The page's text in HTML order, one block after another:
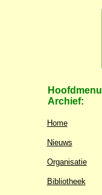
Hoofdmenu
Archief:
Home
Nieuws
Organisatie
Bibliotheek